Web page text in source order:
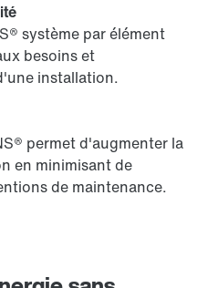
système par élément
besoins et
installation.
permet d'augmenter la
en minimisant de
de maintenance.